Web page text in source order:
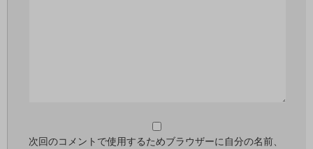
次回のコメントで使用するためブラウザーに自分の名前、